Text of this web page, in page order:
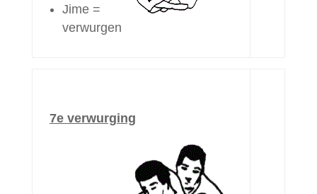
Jime =
verwurgen
7e verwurging